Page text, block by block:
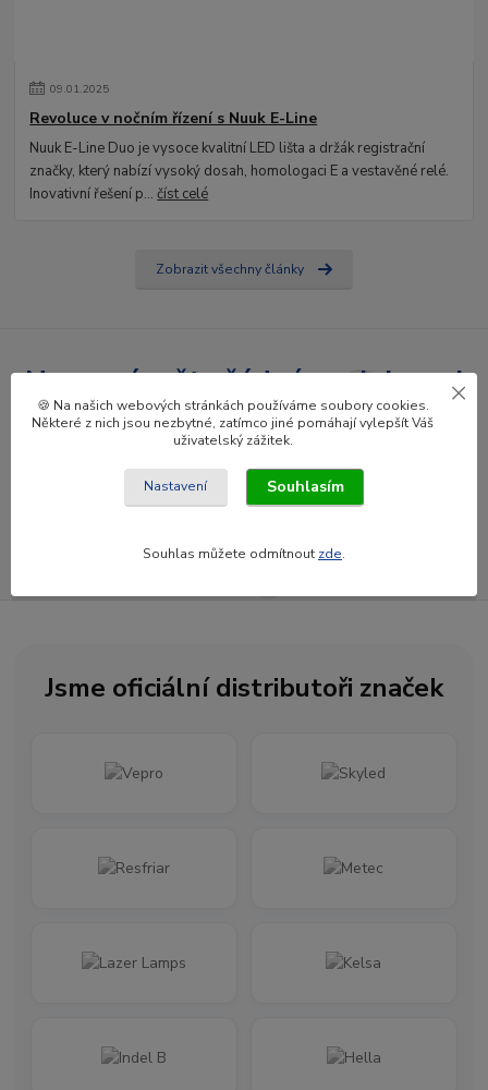
09.01.2025
Revoluce v nočním řízení s Nuuk E-Line
Nuuk E-Line Duo je vysoce kvalitní LED lišta a držák registrační
značky, který nabízí vysoký dosah, homologaci E a vestavěné relé.
Inovativní řešení p...číst celé
Zobrazit všechny články
Nepropásněte žádné novinky ani
slevy!
Přihlásit se
Newsletter posíláme maximálně jednou za měsíc
Jsme oficiální distributoři značek
🍪 Na našich webových stránkách používáme soubory cookies.
Některé z nich jsou nezbytné, zatímco jiné pomáhají vylepšít Váš
uživatelský zážitek.
Nastavení Souhlasím
Souhlas můžete odmítnout zde.